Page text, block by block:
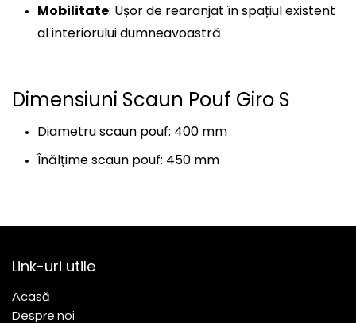
Mobilitate: Ușor de rearanjat în spațiul existent
al interiorului dumneavoastră
Dimensiuni Scaun Pouf Giro S
Diametru scaun pouf: 400 mm
Înălțime scaun pouf: 450 mm
Link-uri utile
Acasă​
Despre noi